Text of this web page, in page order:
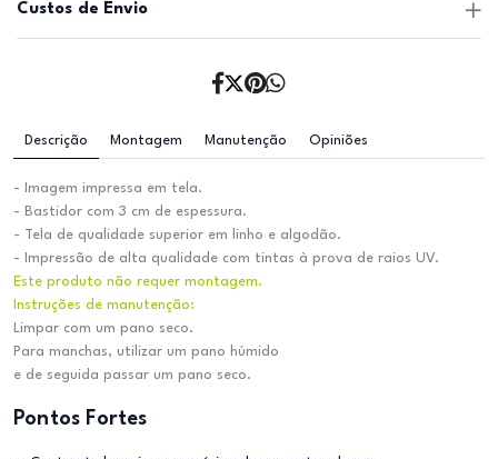
Custos de Envio
Descrição Montagem Manutenção Opiniões
- Imagem impressa em tela.
- Bastidor com 3 cm de espessura.
- Tela de qualidade superior em linho e algodão.
- Impressão de alta qualidade com tintas à prova de raios UV.
Este produto não requer montagem.
Instruções de manutenção:
Limpar com um pano seco.
Para manchas, utilizar um pano húmido
e de seguida passar um pano seco.
Pontos Fortes